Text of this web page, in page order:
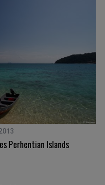
Perhentian Islands